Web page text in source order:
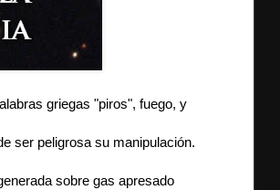
griegas "piros", fuego, y
ser peligrosa su manipulación.
sobre gas apresado